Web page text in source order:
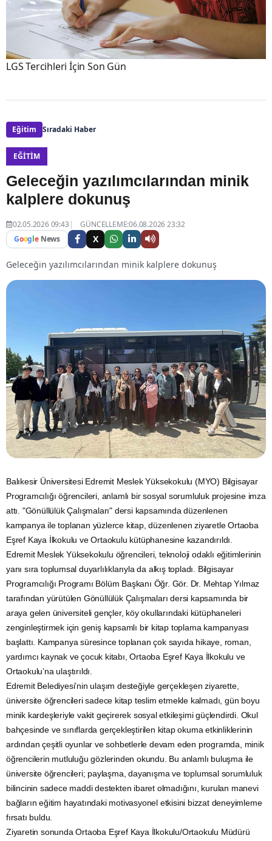
LGS Tercihleri İçin Son Gün
Eğitim Sıradaki Haber
EĞITIM
Geleceğin yazılımcılarından minik
kalplere dokunuş
02.05.2026 09:43
GÜNCELLEME:06.08.2026 23:32
Google News X
Geleceğin yazılımcılarından minik kalplere dokunuş
Balıkesir Üniversitesi Edremit Meslek Yüksekokulu (MYO) Bilgisayar
Programcılığı öğrencileri, anlamlı bir sosyal sorumluluk projesine imza
attı. "Gönüllülük Çalışmaları" dersi kapsamında düzenlenen
kampanya ile toplanan yüzlerce kitap, düzenlenen ziyaretle Ortaoba
Eşref Kaya İlkokulu ve Ortaokulu kütüphanesine kazandırıldı.
Edremit Meslek Yüksekokulu öğrencileri, teknoloji odaklı eğitimlerinin
yanı sıra toplumsal duyarlılıklarıyla da alkış topladı. Bilgisayar
Programcılığı Programı Bölüm Başkanı Öğr. Gör. Dr. Mehtap Yılmaz
tarafından yürütülen Gönüllülük Çalışmaları dersi kapsamında bir
araya gelen üniversiteli gençler, köy okullarındaki kütüphaneleri
zenginleştirmek için geniş kapsamlı bir kitap toplama kampanyası
başlattı. Kampanya süresince toplanan çok sayıda hikaye, roman,
yardımcı kaynak ve çocuk kitabı, Ortaoba Eşref Kaya İlkokulu ve
Ortaokulu’na ulaştırıldı.
Edremit Belediyesi’nin ulaşım desteğiyle gerçekleşen ziyarette,
üniversite öğrencileri sadece kitap teslim etmekle kalmadı, gün boyu
minik kardeşleriyle vakit geçirerek sosyal etkileşimi güçlendirdi. Okul
bahçesinde ve sınıflarda gerçekleştirilen kitap okuma etkinliklerinin
ardından çeşitli oyunlar ve sohbetlerle devam eden programda, minik
öğrencilerin mutluluğu gözlerinden okundu. Bu anlamlı buluşma ile
üniversite öğrencileri; paylaşma, dayanışma ve toplumsal sorumluluk
bilincinin sadece maddi destekten ibaret olmadığını, kurulan manevi
bağların eğitim hayatındaki motivasyonel etkisini bizzat deneyimleme
fırsatı buldu.
Ziyaretin sonunda Ortaoba Eşref Kaya İlkokulu/Ortaokulu Müdürü